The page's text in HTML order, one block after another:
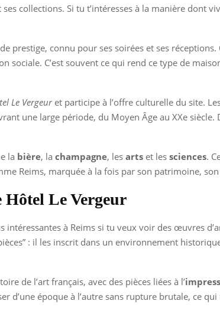
collections. Si tu t’intéresses à la manière dont
prestige, connu pour ses soirées et ses
sociale. C’est souvent ce qui rend ce type de
Le Vergeuret participe à l’offre culturelle du site.
une large période, du Moyen Âge au XXe
la bière, la champagne, les arts et les sciences.
Reims, marquée à la fois par son patrimoine,
Hôtel Le Vergeur
intéressantes à Reims si tu veux voir des œuvres
: il les inscrit dans un environnement
de l’art français, avec des pièces liées à l’
d’une époque à l’autre sans rupture brutale, ce